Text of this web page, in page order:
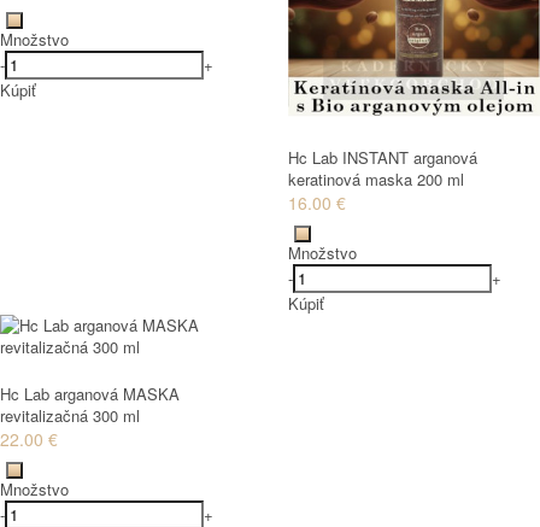
Množstvo
-
+
Kúpiť
Hc Lab INSTANT arganová
keratinová maska 200 ml
16.00 €
Množstvo
-
+
Kúpiť
Hc Lab arganová MASKA
revitalizačná 300 ml
22.00 €
Množstvo
-
+